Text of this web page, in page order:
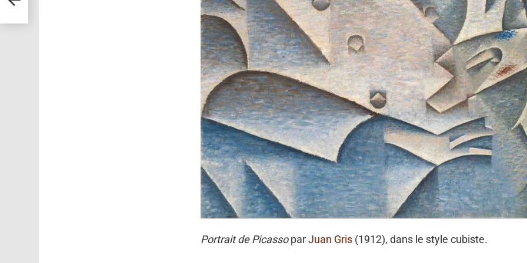
Portrait de PicassoparJuan Gris (1912), dans le style cubiste.